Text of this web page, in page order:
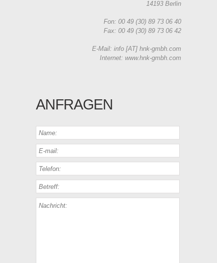
14193 Berlin
Fon: 00 49 (30) 89 73 06 40
Fax: 00 49 (30) 89 73 06 42
E-Mail: info [AT] hnk-gmbh.com
Internet: www.hnk-gmbh.com
ANFRAGEN